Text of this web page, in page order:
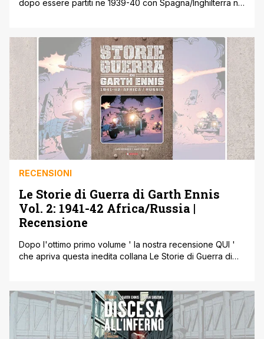
dopo essere partiti ne 1939-40 con Spagna/Inghilterra nel
la nostra recensione QUI, approdiamo al 1942-43 in
Artico/Mediterraneo con questo terzo volume. Con una
formula oramai [']
RECENSIONI
Le Storie di Guerra di Garth Ennis
Vol. 2: 1941-42 Africa/Russia |
Recensione
Dopo l'ottimo primo volume ' la nostra recensione QUI '
che apriva questa inedita collana Le Storie di Guerra di
saldaPress torna puntuale con il secondo volume a
distanza di poco più di due mesi con Le [']